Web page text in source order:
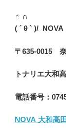
∩ ∩
( ´ θ ` )/
〒635-0015
トナリエ大和
電話番号：
NOVA 大和高